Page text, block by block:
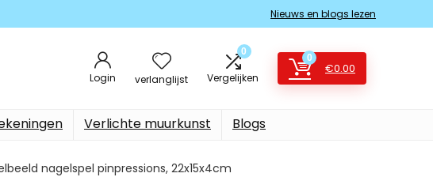
Nieuws en blogs lezen
Login verlanglijst
0
Vergelijken
0
€0.00
Verlichte muurkunst Blogs
nagelspel pinpressions, 22x15x4cm